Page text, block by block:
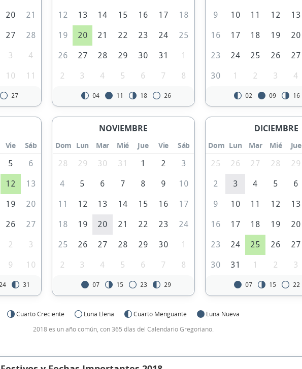
20 21
27 28
3 4
10 11
27
12 13 14 15 16 17 18
19 20 21 22 23 24 25
26 27 28 29 30 31 1
2 3 4 5 6 7 8
04 11 18 26
9 10 11 12 13
16 17 18 19 20
23 24 25 26 27
30 1 2 3 4
02 09 16
Vie
Sáb
5 6
12 13
19 20
26 27
2 3
9 10
31
NOVIEMBRE
Dom Lun Mar Mié Jue Vie
Sáb
28
29 30 31 1 2 3
4 5 6 7 8 9 10
11 12 13 14 15 16 17
18 19 20 21 22 23 24
25 26 27 28 29 30 1
2 3 4 5 6 7 8
07 15 23 29
DICIEMBRE
Dom Lun Mar Mié Jue
25
26 27 28 29
2 3 4 5 6
9 10 11 12 13
16 17 18 19 20
23 24 25 26 27
30 31 1 2 3
07 15 22
Cuarto Creciente Luna Llena Cuarto Menguante
Luna Nueva
2018 es un año común, con 365 días del Calendario Gregoriano.